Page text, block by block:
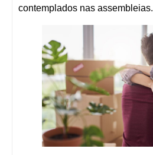
contemplados nas assembleias.